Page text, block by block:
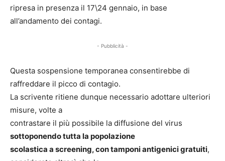
ripresa in presenza il 17\24 gennaio, in base
all’andamento dei contagi.
- Pubblicità -
Questa sospensione temporanea consentirebbe di
raffreddare il picco di contagio.
La scrivente ritiene dunque necessario adottare ulteriori
misure, volte a
contrastare il più possibile la diffusione del virus
sottoponendo tutta la popolazione
scolastica a screening, con tamponi antigenici gratuiti,